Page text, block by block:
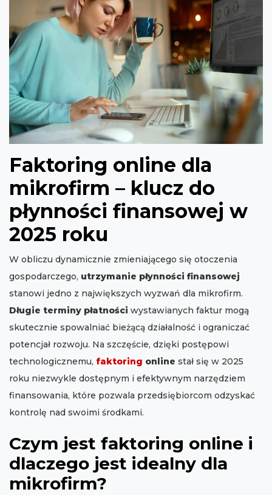
Faktoring online dla
mikrofirm – klucz do
płynności finansowej w
2025 roku
W obliczu dynamicznie zmieniającego się otoczenia
gospodarczego, utrzymanie płynności finansowej
stanowi jedno z największych wyzwań dla mikrofirm.
Długie terminy płatności wystawianych faktur mogą
skutecznie spowalniać bieżącą działalność i ograniczać
potencjał rozwoju. Na szczęście, dzięki postępowi
technologicznemu, faktoring online stał się w 2025
roku niezwykle dostępnym i efektywnym narzędziem
finansowania, które pozwala przedsiębiorcom odzyskać
kontrolę nad swoimi środkami.
Czym jest faktoring online i
dlaczego jest idealny dla
mikrofirm?